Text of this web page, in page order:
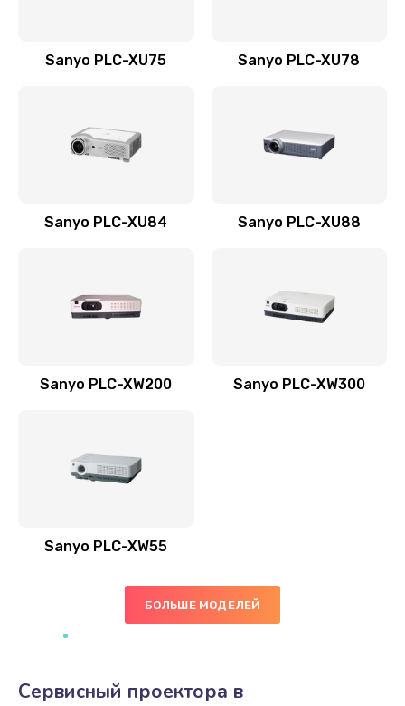
Sanyo PLC-XU75 Sanyo PLC-XU78
Sanyo PLC-XU84 Sanyo PLC-XU88
Sanyo PLC-XW200 Sanyo PLC-XW300
Sanyo PLC-XW55
БОЛЬШЕ МОДЕЛЕЙ
Сервисный проектора в